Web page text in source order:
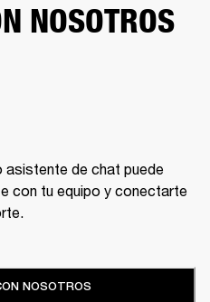
NOSOTROS
de chat puede
con tu equipo y conectarte
NOSOTROS